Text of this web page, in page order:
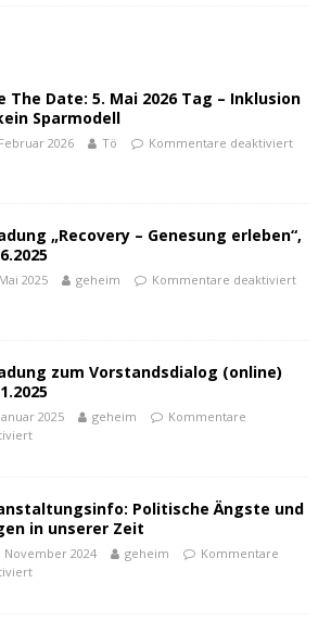
The Date: 5. Mai 2026 Tag – Inklusion
Sparmodell
2026 Tö Kommentare deaktiviert
„Recovery – Genesung erleben“,
2025 geheim Kommentare deaktiviert
zum Vorstandsdialog (online)
2025 geheim
Kommentare
Politische Ängste und
in unserer Zeit
November 2024 geheim
Kommentare